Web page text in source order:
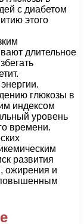
с диабетом
этого
длительное
глюкозы в
индексом
уровень
времени.
развития
ожирения и
повышенным